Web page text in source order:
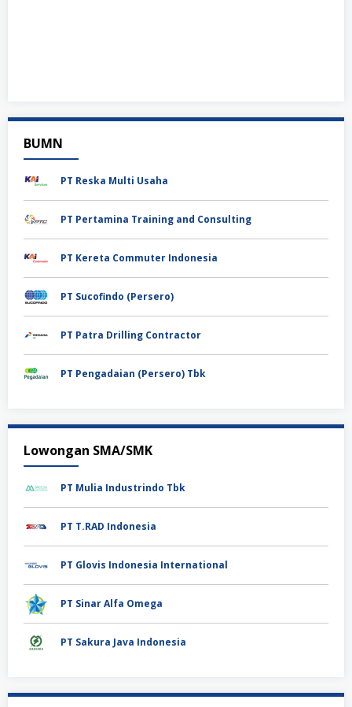
BUMN
PT Reska Multi Usaha
PT Pertamina Training and Consulting
PT Kereta Commuter Indonesia
PT Sucofindo (Persero)
PT Patra Drilling Contractor
PT Pengadaian (Persero) Tbk
Lowongan SMA/SMK
PT Mulia Industrindo Tbk
PT T.RAD Indonesia
PT Glovis Indonesia International
PT Sinar Alfa Omega
PT Sakura Java Indonesia